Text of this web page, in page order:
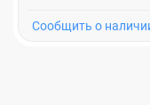
Cообщить о